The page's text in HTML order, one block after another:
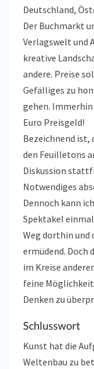
Deutschland,
Der Buchmarkt
Verlagswelt und
kreative
andere. Preise
Gefälliges zu
gehen. Immerhin
Euro Preisgeld!
Bezeichnend ist,
den Feuilletons
Diskussion
Notwendiges
Dennoch kann
Spektakel
Weg dorthin und
ermüdend. Doch
im Kreise
feine
Denken zu
Schlusswort
Kunst hat die
Weltenbau zu